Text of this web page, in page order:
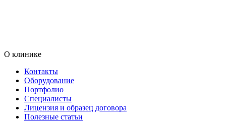
О клинике
Контакты
Оборудование
Портфолио
Специалисты
Лицензия и образец договора
Полезные статьи